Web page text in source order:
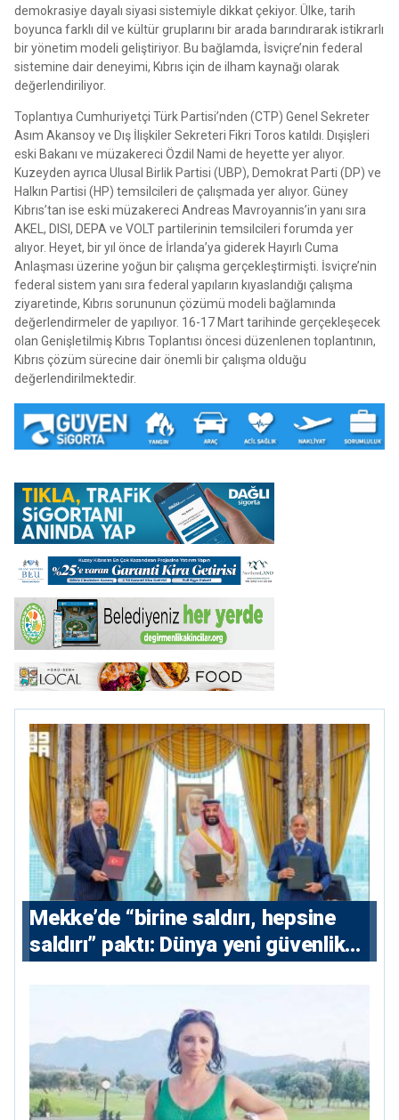
demokrasiye dayalı siyasi sistemiyle dikkat çekiyor. Ülke, tarih
boyunca farklı dil ve kültür gruplarını bir arada barındırarak istikrarlı
bir yönetim modeli geliştiriyor. Bu bağlamda, İsviçre’nin federal
sistemine dair deneyimi, Kıbrıs için de ilham kaynağı olarak
değerlendiriliyor.
Toplantıya Cumhuriyetçi Türk Partisi’nden (CTP) Genel Sekreter
Asım Akansoy ve Dış İlişkiler Sekreteri Fikri Toros katıldı. Dışişleri
eski Bakanı ve müzakereci Özdil Nami de heyette yer alıyor.
Kuzeyden ayrıca Ulusal Birlik Partisi (UBP), Demokrat Parti (DP) ve
Halkın Partisi (HP) temsilcileri de çalışmada yer alıyor. Güney
Kıbrıs’tan ise eski müzakereci Andreas Mavroyannis’in yanı sıra
AKEL, DISI, DEPA ve VOLT partilerinin temsilcileri forumda yer
alıyor. Heyet, bir yıl önce de İrlanda’ya giderek Hayırlı Cuma
Anlaşması üzerine yoğun bir çalışma gerçekleştirmişti. İsviçre’nin
federal sistem yanı sıra federal yapıların kıyaslandığı çalışma
ziyaretinde, Kıbrıs sorununun çözümü modeli bağlamında
değerlendirmeler de yapılıyor. 16-17 Mart tarihinde gerçekleşecek
olan Genişletilmiş Kıbrıs Toplantısı öncesi düzenlenen toplantının,
Kıbrıs çözüm sürecine dair önemli bir çalışma olduğu
değerlendirilmektedir.
Mekke’de “birine saldırı, hepsine
saldırı” paktı: Dünya yeni güvenlik